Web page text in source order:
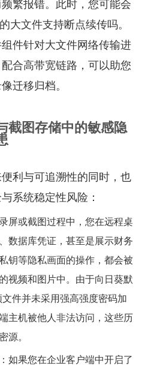
繁报错。此时，您可能会
大文件支持断点续传吗。
件针对大文件网络传输进
合高带宽链路，可以助您
迁移归档。
截图存储中的敏感隐
利与可追溯性的同时，也
系统稳定性风险：
录屏或截图过程中，您在远程桌
数据库凭证，甚至是展示财务
钥等隐私画面的操作，都会被
视频和图片中。由于向日葵默
文件并未采用强高强度密码加
主机被他人非法访问，这些历
源。
：如果您在企业客户端中开启了